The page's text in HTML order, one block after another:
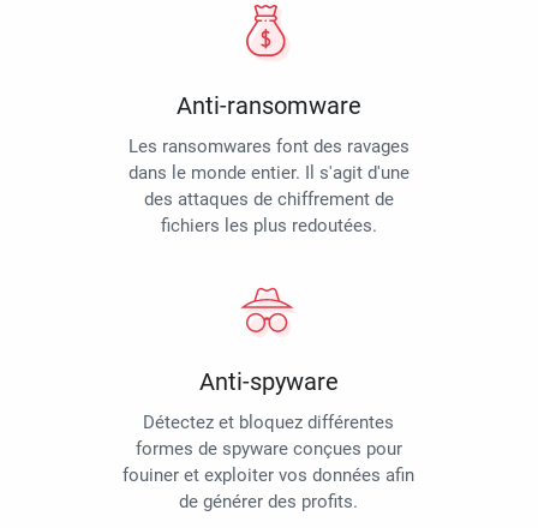
Anti-ransomware
Les ransomwares font des ravages
dans le monde entier. Il s'agit d'une
des attaques de chiffrement de
fichiers les plus redoutées.
Anti-spyware
Détectez et bloquez différentes
formes de spyware conçues pour
fouiner et exploiter vos données afin
de générer des profits.